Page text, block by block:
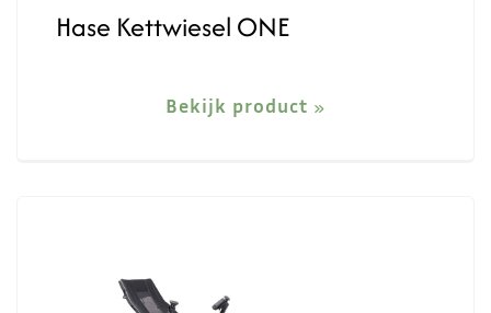
Hase Kettwiesel ONE
Bekijk product